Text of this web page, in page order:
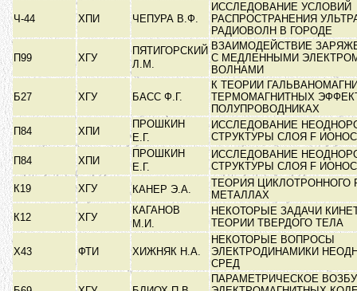
Ч-44 ХПИ ЧЕПУРА В.Ф.
ИССЛЕДОВАНИЕ УСЛОВИЙ
РАСПРОСТРАНЕНИЯ
РАДИОВОЛН В ГОРОДЕ
П99 ХГУ
ПЯТИГОРСКИЙ
Л.М.
ВЗАИМОДЕЙСТВИЕ
С МЕДЛЕННЫМИ
ВОЛНАМИ
Б27 ХГУ БАСС Ф.Г.
К ТЕОРИИ
ТЕРМОМАГНИТНЫХ
ПОЛУПРОВОДНИКАХ
П84
ХПИ
ПРОШКИН
Е.Г.
ИССЛЕДОВАНИЕ
СТРУКТУРЫ СЛОЯ F
П84
ХПИ
ПРОШКИН
Е.Г.
ИССЛЕДОВАНИЕ
СТРУКТУРЫ СЛОЯ F
К19
ХГУ КАНЕР Э.А.
ТЕОРИЯ ЦИКЛОТРОННОГО
МЕТАЛЛАХ
К12
ХГУ
КАГАНОВ
М.И.
НЕКОТОРЫЕ ЗАДАЧИ
ТЕОРИИ ТВЕРДОГО ТЕЛА
Х43 ФТИ ХИЖНЯК Н.А.
НЕКОТОРЫЕ ВОПРОСЫ
ЭЛЕКТРОДИНАМИКИ
СРЕД
ПАРАМЕТРИЧЕСКОЕ